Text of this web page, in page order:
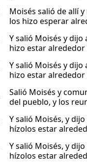
Moisés salió de allí
los hizo esperar
Y salió Moisés y
hizo estar
Y salió Moisés y
hizo estar
Salió Moisés y
del pueblo, y los
Y salió Moisés, y
hízolos estar
Y salió Moisés, y
hízolos estar